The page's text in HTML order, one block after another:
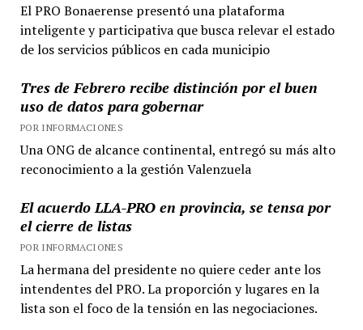
El PRO Bonaerense presentó una plataforma
inteligente y participativa que busca relevar el estado
de los servicios públicos en cada municipio
Tres de Febrero recibe distinción por el buen
uso de datos para gobernar
POR INFORMACIONES
Una ONG de alcance continental, entregó su más alto
reconocimiento a la gestión Valenzuela
El acuerdo LLA-PRO en provincia, se tensa por
el cierre de listas
POR INFORMACIONES
La hermana del presidente no quiere ceder ante los
intendentes del PRO. La proporción y lugares en la
lista son el foco de la tensión en las negociaciones.